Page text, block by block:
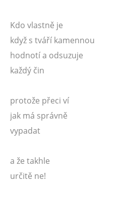
Kdo vlastně je
když s tváří kamennou
hodnotí a odsuzuje
každý čin
protože přeci ví
jak má správně
vypadat
a že takhle
určitě ne!